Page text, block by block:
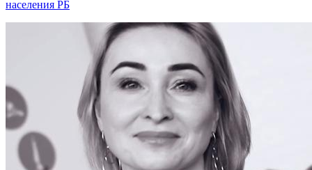
населения РБ